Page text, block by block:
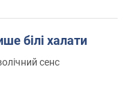
білі халати
сенс